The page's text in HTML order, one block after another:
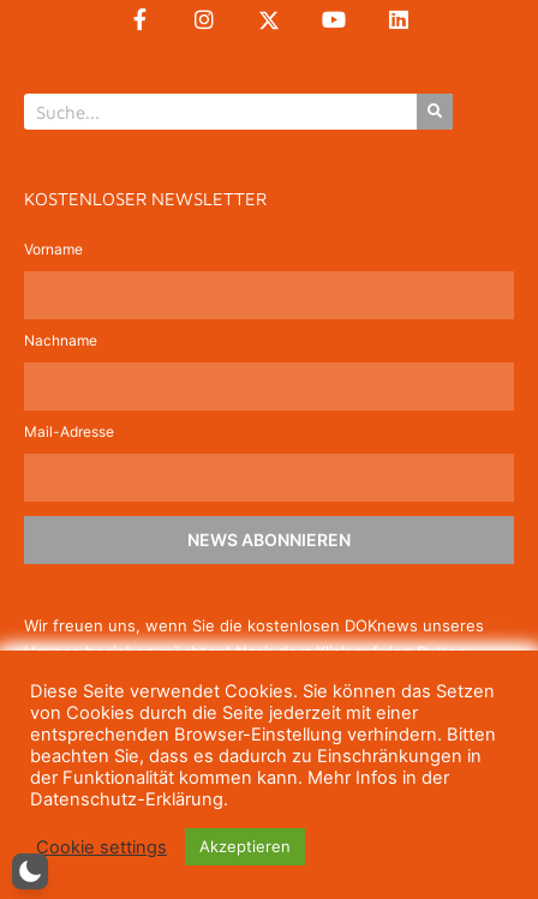
KOSTENLOSER NEWSLETTER
Vorname
Nachname
Mail-Adresse
NEWS ABONNIEREN
Wir freuen uns, wenn Sie die kostenlosen DOKnews unseres
Hauses beziehen möchten! Nach dem Klick auf den Button
um die Newsletter-Anmeldung abzuschließen. Wenn Sie unsere
Gratis-News irgendwann nicht mehr erhalten wollen, können
Siesich jederzeit einfach wieder abmelden.
© Haus des Dokumentarfilms, 2023
Diese Seite verwendet Cookies. Sie können das Setzen
von Cookies durch die Seite jederzeit mit einer
entsprechenden Browser-Einstellung verhindern. Bitten
beachten Sie, dass es dadurch zu Einschränkungen in
der Funktionalität kommen kann. Mehr Infos in der
Datenschutz-Erklärung.
Cookie settings Akzeptieren